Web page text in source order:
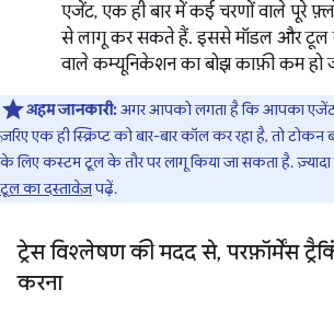
एजेंट, एक ही बार में कई चरणों वाले पूरे फ़्लो
से लागू कर सकते हैं. इससे मॉडल और टूल के
वाले कम्यूनिकेशन का बोझ काफ़ी कम हो
अहम जानकारी:अगर आपको लगता है कि आपका
ज़रिए एक ही स्क्रिप्ट को बार-बार कॉल कर रहा है, तो
के लिए कस्टम टूल के तौर पर लागू किया जा सकता है.
टूल का दस्तावेज़पढ़ें.
ट्रेस विश्लेषण की मदद से, परफ़ॉर्मेंस
करना